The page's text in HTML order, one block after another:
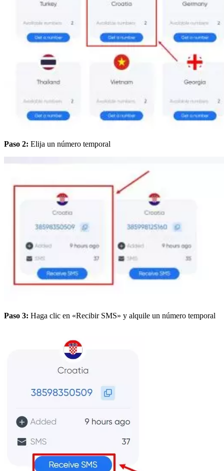
Paso 2: Elija un número temporal
Paso 3: Haga clic en «Recibir SMS» y alquile un número temporal